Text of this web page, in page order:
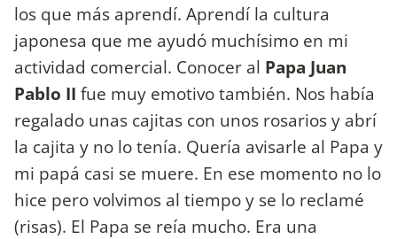
los que más aprendí. Aprendí la cultura
japonesa que me ayudó muchísimo en mi
actividad comercial. Conocer al Papa Juan
Pablo II fue muy emotivo también. Nos había
regalado unas cajitas con unos rosarios y abrí
la cajita y no lo tenía. Quería avisarle al Papa y
mi papá casi se muere. En ese momento no lo
hice pero volvimos al tiempo y se lo reclamé
(risas). El Papa se reía mucho. Era una